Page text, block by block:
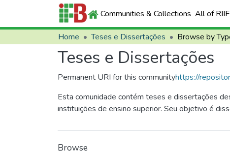
Communities & Collections All of
Home Teses e Dissertações Browse by
Teses e Dissertações
Permanent URI for this communityhttps://
Esta comunidade contém teses e dissertações
instituições de ensino superior. Seu objetivo é
Browse